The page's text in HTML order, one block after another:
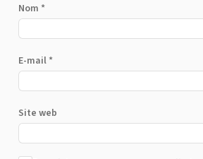
Nom *
E-mail *
Site web